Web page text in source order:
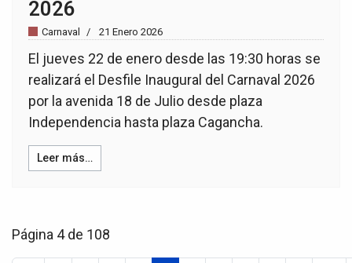
2026
Carnaval 21 Enero 2026
El jueves 22 de enero desde las 19:30 horas se
realizará el Desfile Inaugural del Carnaval 2026
por la avenida 18 de Julio desde plaza
Independencia hasta plaza Cagancha.
Leer más…
Página 4 de 108